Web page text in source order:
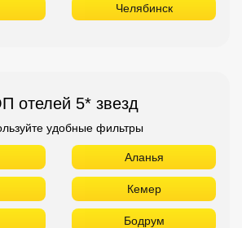
Челябинск
отелей 5* звезд
удобные фильтры
Аланья
Кемер
Бодрум